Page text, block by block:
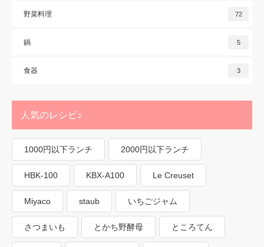
野菜料理 72
鍋 5
食器 3
人気のレシピ♪
1000円以下ランチ 2000円以下ランチ
HBK-100 KBX-A100 Le Creuset
Miyaco staub いちごジャム
さつまいも とかち野酵母 ところてん